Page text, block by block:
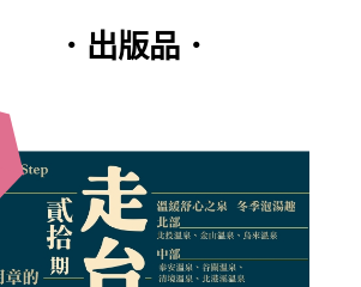
．出版品．